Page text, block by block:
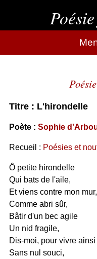
Titre : L'hirondelle
Poète : Sophie
Recueil : Poésies et
Ô petite hirondelle
Qui bats de l'aile,
Et viens contre mon mur,
Comme abri sûr,
Bâtir d'un bec agile
Un nid fragile,
Dis-moi, pour vivre ainsi
Sans nul souci,